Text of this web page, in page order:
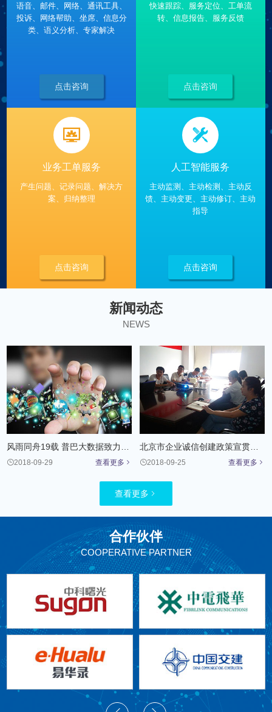
语音、邮件、网络、通讯工具、
投诉、网络帮助、坐席、信息分
类、语义分析、专家解决
点击咨询
快速跟踪、服务定位、工单流
转、信息报告、服务反馈
点击咨询

业务工单服务
产生问题、记录问题、解决方
案、归纳整理
点击咨询

人工智能服务
主动监测、主动检测、主动反
馈、主动变更、主动修订、主动
指导
点击咨询
新闻动态
NEWS
2018-09-29 查看更多  2018-09-25 查看更多 
查看更多 
合作伙伴
COOPERATIVE PARTNER